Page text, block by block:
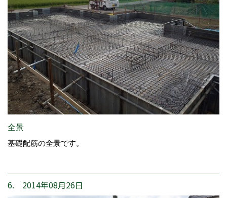
全景
基礎配筋の全景です。
6. 2014年08月26日